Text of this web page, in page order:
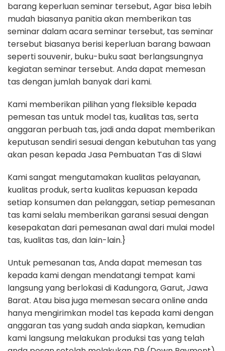
barang keperluan seminar tersebut, Agar bisa lebih
mudah biasanya panitia akan memberikan tas
seminar dalam acara seminar tersebut, tas seminar
tersebut biasanya berisi keperluan barang bawaan
seperti souvenir, buku-buku saat berlangsungnya
kegiatan seminar tersebut. Anda dapat memesan
tas dengan jumlah banyak dari kami.
Kami memberikan pilihan yang fleksible kepada
pemesan tas untuk model tas, kualitas tas, serta
anggaran perbuah tas, jadi anda dapat memberikan
keputusan sendiri sesuai dengan kebutuhan tas yang
akan pesan kepada Jasa Pembuatan Tas di Slawi
Kami sangat mengutamakan kualitas pelayanan,
kualitas produk, serta kualitas kepuasan kepada
setiap konsumen dan pelanggan, setiap pemesanan
tas kami selalu memberikan garansi sesuai dengan
kesepakatan dari pemesanan awal dari mulai model
tas, kualitas tas, dan lain-lain.}
Untuk pemesanan tas, Anda dapat memesan tas
kepada kami dengan mendatangi tempat kami
langsung yang berlokasi di Kadungora, Garut, Jawa
Barat. Atau bisa juga memesan secara online anda
hanya mengirimkan model tas kepada kami dengan
anggaran tas yang sudah anda siapkan, kemudian
kami langsung melakukan produksi tas yang telah